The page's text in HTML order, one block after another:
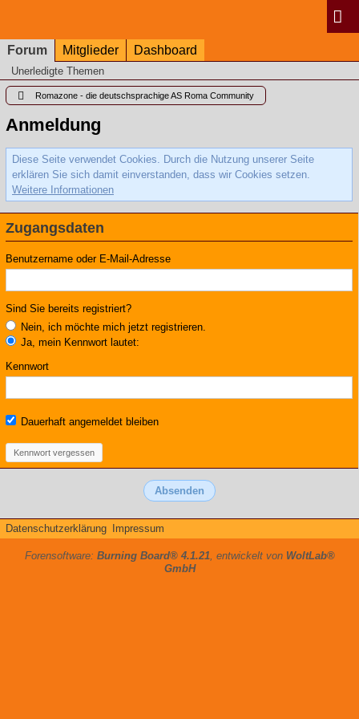
Forum Mitglieder Dashboard
Unerledigte Themen
Romazone - die deutschsprachige AS Roma Community
Anmeldung
Diese Seite verwendet Cookies. Durch die Nutzung unserer Seite
erklären Sie sich damit einverstanden, dass wir Cookies setzen.
Weitere Informationen
Zugangsdaten
Benutzername oder E-Mail-Adresse
Sind Sie bereits registriert?
Nein, ich möchte mich jetzt registrieren.
Ja, mein Kennwort lautet:
Kennwort
Dauerhaft angemeldet bleiben
Kennwort vergessen
Datenschutzerklärung Impressum
Forensoftware: Burning Board® 4.1.21, entwickelt von WoltLab®
GmbH